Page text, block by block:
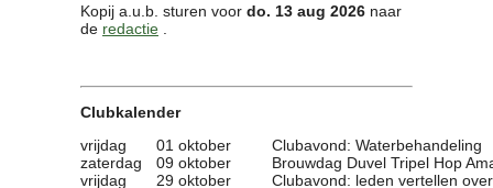
Kopij a.u.b. sturen voor do. 13 aug 2026 naar
de redactie
Clubkalender
vrijdag
01 oktober
Clubavond: Waterbehandeling
zaterdag
09 oktober
Brouwdag Duvel Tripel Hop
vrijdag
29 oktober
Clubavond: leden vertellen